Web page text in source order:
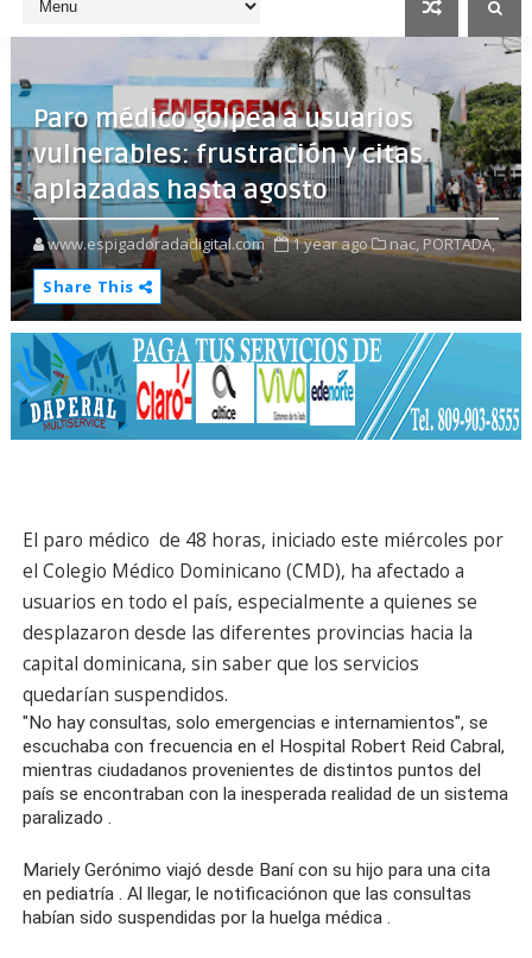
Paro médico golpea a usuarios
vulnerables: frustración y citas
aplazadas hasta agosto
www.espigadoradadigital.com 1 year ago nac,PORTADA,
Share This
El paro médico de 48 horas, iniciado este miércoles por
el Colegio Médico Dominicano (CMD), ha afectado a
usuarios en todo el país, especialmente a quienes se
desplazaron desde las diferentes provincias hacia la
capital dominicana, sin saber que los servicios
quedarían suspendidos.
"No hay consultas, solo emergencias e internamientos", se
escuchaba con frecuencia en el Hospital Robert Reid Cabral,
mientras ciudadanos provenientes de distintos puntos del
país se encontraban con la inesperada realidad de un sistema
paralizado .
Mariely Gerónimo viajó desde Baní con su hijo para una cita
en pediatría. Al llegar, le notificaciónon que las consultas
habían sido suspendidas por la huelga médica.